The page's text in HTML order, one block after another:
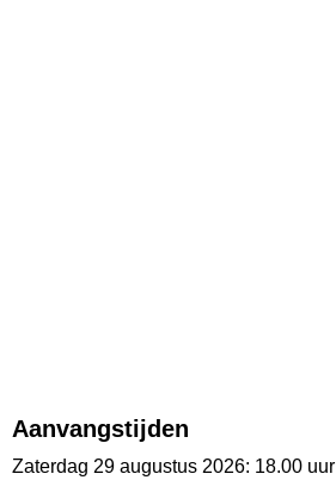
Aanvangstijden
Zaterdag 29 augustus 2026: 18.00 uur